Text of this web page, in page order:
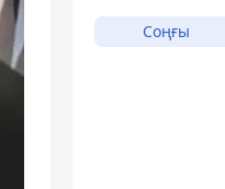
Соңғы